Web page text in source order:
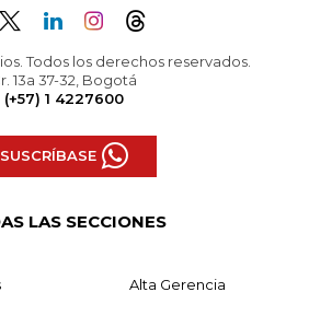
Todos los derechos reservados.
13a 37-32, Bogotá
(+57) 1 4227600
SUSCRÍBASE
LAS SECCIONES
Alta Gerencia